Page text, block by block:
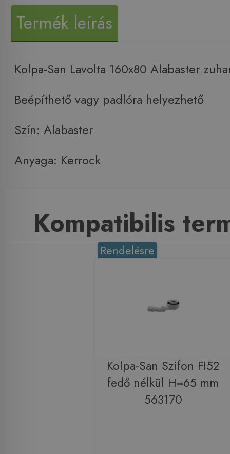
Termék leírás
Kolpa-San Lavolta 160x80 Alabaster
Beépíthető vagy padlóra helyezhető
Szín: Alabaster
Anyaga: Kerrock
Kompatibilis
Rendelésre
Kolpa-San Szifon FI52
fedő nélkül H=65 mm
563170